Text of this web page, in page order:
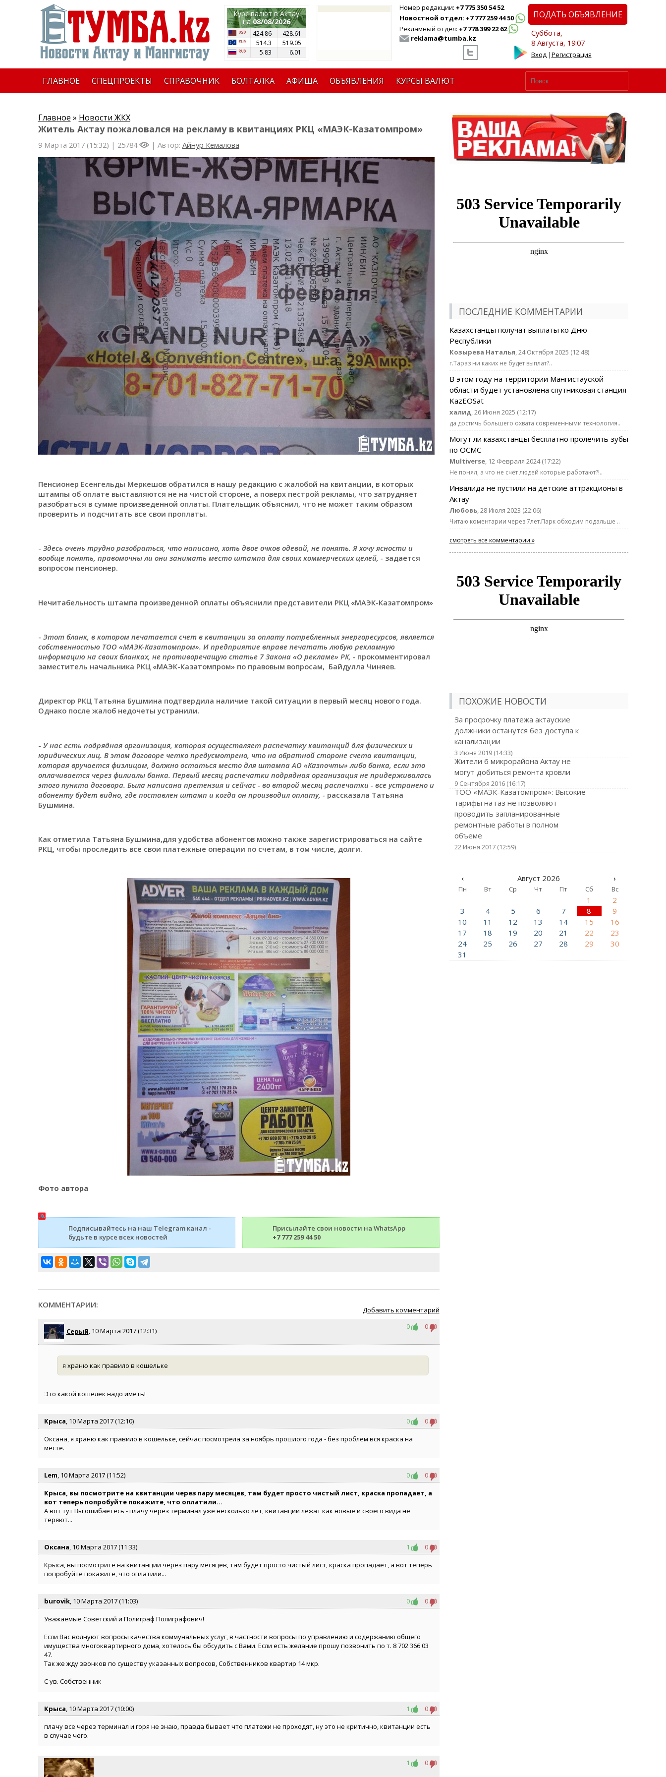
Курс валют в Актау
на08/08/2026
424.86
428.61
514.3
519.05
5.83
6.01
Номер редакции: +7 775 350 54 52
Новостной отдел: +7 777 259 44 50
Рекламный отдел: +7 778 399 22 62
reklama@tumba.kz
ПОДАТЬ ОБЪЯВЛЕНИЕ
Суббота,
8 Августа, 19:07
Вход|Регистрация
ГЛАВНОЕ СПЕЦПРОЕКТЫ СПРАВОЧНИК БОЛТАЛКА АФИША ОБЪЯВЛЕНИЯ КУРСЫ ВАЛЮТ
Главное » Новости ЖКХ
Житель Актау пожаловался на рекламу в квитанциях РКЦ «МАЭК-Казатомпром»
9 Марта 2017 (15:32) | 25784 | Автор: Айнур Кемалова
Пенсионер Есенгельды Меркешов обратился в нашу редакцию с жалобой на квитанции, в которых
штампы об оплате выставляются не на чистой стороне, а поверх пестрой рекламы, что затрудняет
разобраться в сумме произведенной оплаты. Плательщик объяснил, что не может таким образом
проверить и подсчитать все свои проплаты.
- Здесь очень трудно разобраться, что написано, хоть двое очков одевай, не понять. Я хочу ясности и
вообще понять, правомочны ли они занимать место штампа для своих коммерческих целей, - задается
вопросом пенсионер.
Нечитабельность штампа произведенной оплаты объяснили представители РКЦ «МАЭК-Казатомпром»
- Этот бланк, в котором печатается счет в квитанции за оплату потребленных энергоресурсов, является
собственностью ТОО «МАЭК-Казатомпром». И предприятие вправе печатать любую рекламную
информацию на своих бланках, не противоречащую статье 7 Закона «О рекламе» РК, - прокомментировал
заместитель начальника РКЦ «МАЭК-Казатомпром» по правовым вопросам, Байдулла Чиняев.
Директор РКЦ Татьяна Бушмина подтвердила наличие такой ситуации в первый месяц нового года.
Однако после жалоб недочеты устранили.
- У нас есть подрядная организация, которая осуществляет распечатку квитанций для физических и
юридических лиц. В этом договоре четко предусмотрено, что на обратной стороне счета квитанции,
которая вручается физлицам, должно остаться место для штампа АО «Казпочты» либо банка, если это
оплачивается через филиалы банка. Первый месяц распечатки подрядная организация не придерживалась
этого пункта договора. Была написана претензия и сейчас - во второй месяц распечатки - все устранено и
абоненту будет видно, где поставлен штамп и когда он производил оплату, - рассказала Татьяна
Бушмина.
Как отметила Татьяна Бушмина,для удобства абонентов можно также зарегистрироваться на сайте
РКЦ, чтобы проследить все свои платежные операции по счетам, в том числе, долги.
Фото автора
Подписывайтесь на наш Telegram канал -
будьте в курсе всех новостей
Присылайте свои новости на WhatsApp
+7 777 259 44 50
КОММЕНТАРИИ:
Добавить комментарий
Серый, 10 Марта 2017 (12:31)
0 0
я храню как правило в кошельке
Это какой кошелек надо иметь!
Крыса, 10 Марта 2017 (12:10) 0
0
Оксана, я храню как правило в кошельке, сейчас посмотрела за ноябрь прошлого года - без проблем вся краска на
месте.
Lem, 10 Марта 2017 (11:52) 0
0
Крыса, вы посмотрите на квитанции через пару месяцев, там будет просто чистый лист, краска пропадает, а
вот теперь попробуйте покажите, что оплатили...
А вот тут Вы ошибаетесь - плачу через терминал уже несколько лет, квитанции лежат как новые и своего вида не
теряют...
Оксана, 10 Марта 2017 (11:33) 1
0
Крыса, вы посмотрите на квитанции через пару месяцев, там будет просто чистый лист, краска пропадает, а вот теперь
попробуйте покажите, что оплатили...
burovik, 10 Марта 2017 (11:03) 0
0
Уважаемые Советский и Полиграф Полиграфович!
Если Вас волнуют вопросы качества коммунальных услуг, в частности вопросы по управлению и содержанию общего
имущества многоквартирного дома, хотелось бы обсудить с Вами. Если есть желание прошу позвонить по т. 8 702 366 03
47.
Так же жду звонков по существу указанных вопросов, Собственников квартир 14 мкр.
С ув. Собственник
Крыса, 10 Марта 2017 (10:00) 1
0
плачу все через терминал и горя не знаю, правда бывает что платежи не проходят, ну это не критично, квитанции есть
в случае чего.
1 0
ПОСЛЕДНИЕ КОММЕНТАРИИ
Казахстанцы получат выплаты ко Дню
Республики
Козырева Наталья, 24 Октября 2025 (12:48)
г.Тараз ни каких не будет выплат?..
В этом году на территории Мангистауской
области будет установлена спутниковая станция
KazEOSat
халид, 26 Июня 2025 (12:17)
да достичь большего охвата современными технология..
Могут ли казахстанцы бесплатно пролечить зубы
по ОСМС
Multiverse, 12 Февраля 2024 (17:22)
Не понял, а что не счёт людей которые работают?!..
Инвалида не пустили на детские аттракционы в
Актау
Любовь, 28 Июля 2023 (22:06)
Читаю коментарии через 7лет.Парк обходим подальше ..
смотреть все комментарии »
ПОХОЖИЕ НОВОСТИ
За просрочку платежа актауские
должники останутся без доступа к
канализации
3 Июня 2019 (14:33)
Жители 6 микрорайона Актау не
могут добиться ремонта кровли
9 Сентября 2016 (16:17)
ТОО «МАЭК-Казатомпром»: Высокие
тарифы на газ не позволяют
проводить запланированные
ремонтные работы в полном
объеме
22 Июня 2017 (12:59)
‹ Август 2026 ›
Пн Вт Ср Чт Пт Сб Вс
1
2
3
4 5 6 7 8
9
10
11 12 13 14 15
16
17
18 19 20 21 22
23
24
25 26 27 28 29
30
31